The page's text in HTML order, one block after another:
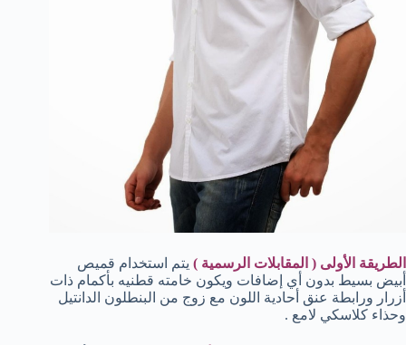
الطريقة الأولى ( المقابلات الرسمية ) يتم استخدام قميص
أبيض بسيط بدون أي إضافات ويكون خامته قطنيه بأكمام ذات
أزرار ورابطة عنق أحادية اللون مع زوج من البنطلون الدانتيل
وحذاء كلاسكي لامع .